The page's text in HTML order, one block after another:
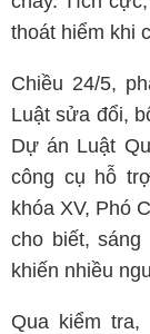
thoát hiểm khi
Chiều 24/5,
Luật sửa đổi,
Dự án Luật
công cụ hỗ
khóa XV, Phó
cho biết,
khiến nhiều
Qua kiểm tra,